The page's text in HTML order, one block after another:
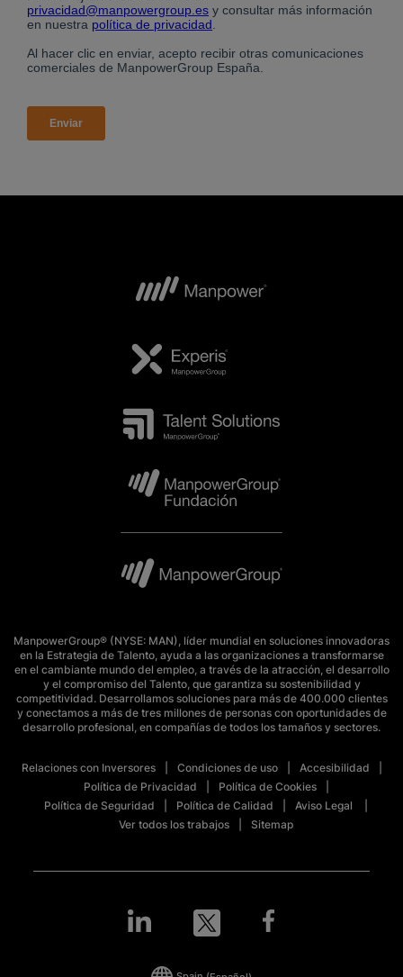
ManpowerGroup® (NYSE: MAN), líder mundial en soluciones innovadoras
en la Estrategia de Talento, ayuda a las organizaciones a transformarse
en el cambiante mundo del empleo, a través de la atracción, el desarrollo
y el compromiso del Talento, que garantiza su sostenibilidad y
competitividad. Desarrollamos soluciones para más de 400.000 clientes
y conectamos a más de tres millones de personas con oportunidades de
desarrollo profesional, en compañías de todos los tamaños y sectores.
Relaciones con Inversores Condiciones de uso
Accesibilidad
Política de Privacidad
Política de Cookies
Política de Seguridad
Política de Calidad
Aviso Legal
Ver todos los trabajos
Sitemap